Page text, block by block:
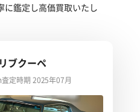
に鑑定し高価買取いたし
ブクーペ
査定時期 2025年07月